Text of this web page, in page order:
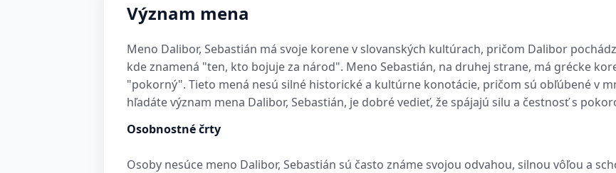
Význam mena
Meno Dalibor, Sebastián má svoje korene v slovanských kultúrach, pričom Dalibor
kde znamená "ten, kto bojuje za národ". Meno Sebastián, na druhej strane, má grécke
"pokorný". Tieto mená nesú silné historické a kultúrne konotácie, pričom sú obľúbené v
hľadáte význam mena Dalibor, Sebastián, je dobré vedieť, že spájajú silu a čestnosť s
Osobnostné črty
Osoby nesúce meno Dalibor, Sebastián sú často známe svojou odvahou, silnou vôľou a